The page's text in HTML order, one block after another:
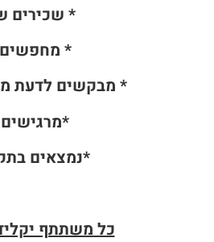
* שכירים
* מחפשים
* מבקשים לדעת
*מרגישים
*נמצאים
כל משתתף